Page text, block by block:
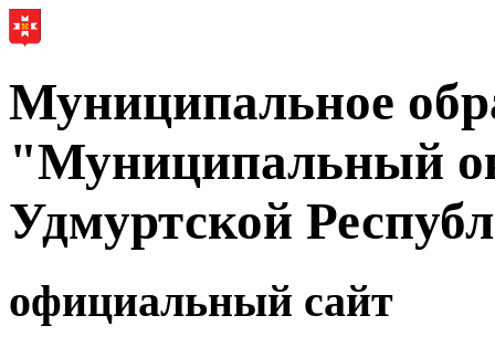
Муниципальное
"Муниципальный
Удмуртской
официальный сайт